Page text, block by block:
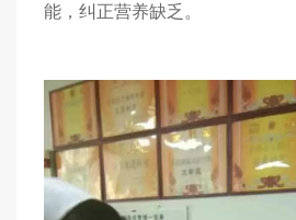
能，纠正营养缺乏。